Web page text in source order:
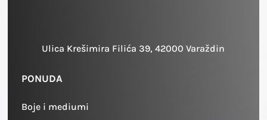
Ulica Krešimira Filića 39, 42000 Varaždin
PONUDA
Boje i mediumi